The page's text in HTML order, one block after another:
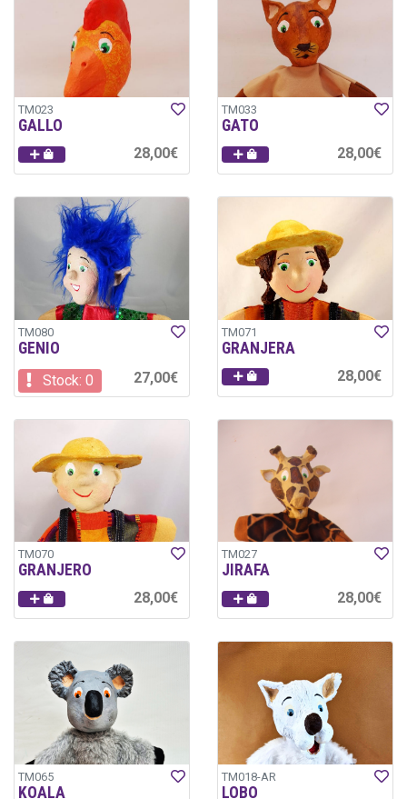
TM023
GALLO
28,00€
TM033
GATO
28,00€
TM080
GENIO
Stock: 0 27,00€
TM071
GRANJERA
28,00€
TM070
GRANJERO
28,00€
TM027
JIRAFA
28,00€
TM065
KOALA
TM018-AR
LOBO